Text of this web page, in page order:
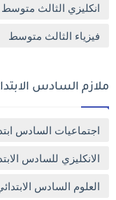
انكليزي الثالث متوسط
فيزياء الثالث متوسط
ملازم السادس
اجتماعيات السادس
الانكليزي للسادس
العلوم السادس